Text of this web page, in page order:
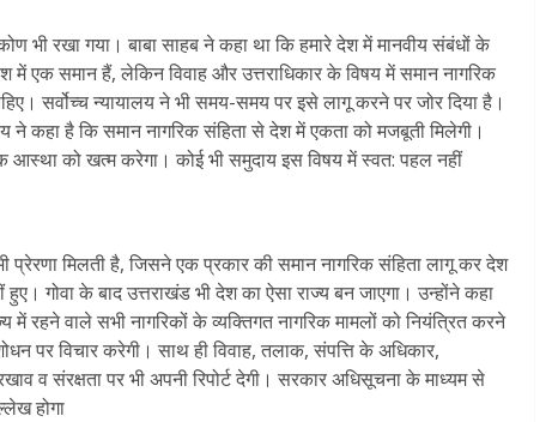
भी रखा गया। बाबा साहब ने कहा था कि हमारे देश में मानवीय संबंधों के
एक समान हैं, लेकिन विवाह और उत्तराधिकार के विषय में समान नागरिक
सर्वोच्च न्यायालय ने भी समय-समय पर इसे लागू करने पर जोर दिया है।
ने कहा है कि समान नागरिक संहिता से देश में एकता को मजबूती मिलेगी।
आस्था को खत्म करेगा। कोई भी समुदाय इस विषय में स्वत: पहल नहीं
प्रेरणा मिलती है, जिसने एक प्रकार की समान नागरिक संहिता लागू कर देश
गोवा के बाद उत्तराखंड भी देश का ऐसा राज्य बन जाएगा। उन्होंने कहा
में रहने वाले सभी नागरिकों के व्यक्तिगत नागरिक मामलों को नियंत्रित करने
पर विचार करेगी। साथ ही विवाह, तलाक, संपत्ति के अधिकार,
व संरक्षता पर भी अपनी रिपोर्ट देगी। सरकार अधिसूचना के माध्यम से
होगा